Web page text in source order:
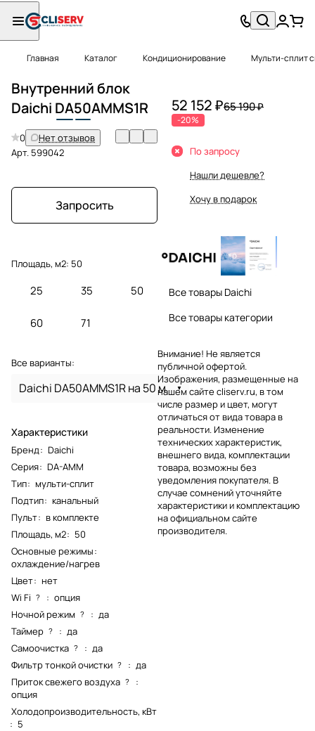
Главная Каталог Кондиционирование Мульти-сплит
Внутренний блок
Daichi DA50AMMS1R
0
Нет отзывов
Арт. 599042
Запросить
Площадь, м2: 50
25 35 50
60 71
Все варианты:
Daichi DA50AMMS1R на 50 м
Характеристики
Бренд: Daichi
Серия: DA-AMM
Тип: мульти-сплит
Подтип: канальный
Пульт: в комплекте
Площадь, м2: 50
Основные режимы:
охлаждение/нагрев
Цвет: нет
Wi Fi ? : опция
Ночной режим ? : да
Таймер ? : да
Самоочистка ? : да
Фильтр тонкой очистки ? : да
Приток свежего воздуха ?
:
опция
Холодопроизводительность, кВт
: 5
52 152 ₽65 190 ₽
-20%
По запросу
Нашли дешевле?
Хочу в подарок
Все товары Daichi
Все товары категории
Внимание! Не является
публичной офертой.
Изображения, размещенные на
нашем сайте cliserv.ru, в том
числе размер и цвет, могут
отличаться от вида товара в
реальности. Изменение
технических характеристик,
внешнего вида, комплектации
товара, возможны без
уведомления покупателя. В
случае сомнений уточняйте
характеристики и комплектацию
на официальном сайте
производителя.